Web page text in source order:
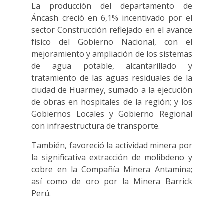
La producción del departamento de
Áncash creció en 6,1% incentivado por el
sector Construcción reflejado en el avance
físico del Gobierno Nacional, con el
mejoramiento y ampliación de los sistemas
de agua potable, alcantarillado y
tratamiento de las aguas residuales de la
ciudad de Huarmey, sumado a la ejecución
de obras en hospitales de la región; y los
Gobiernos Locales y Gobierno Regional
con infraestructura de transporte.
También, favoreció la actividad minera por
la significativa extracción de molibdeno y
cobre en la Compañía Minera Antamina;
así como de oro por la Minera Barrick
Perú.